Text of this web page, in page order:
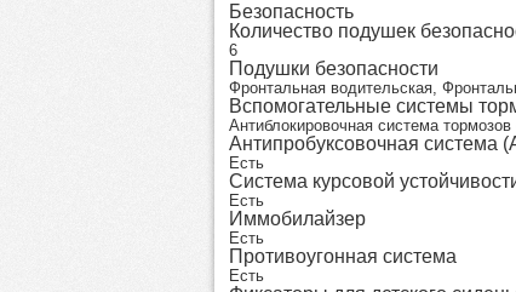
Безопасность
Количество подушек
6
Подушки безопасности
Фронтальная водительская,
Вспомогательные системы
Антиблокировочная система
Антипробуксовочная система
Есть
Система курсовой
Есть
Иммобилайзер
Есть
Противоугонная система
Есть